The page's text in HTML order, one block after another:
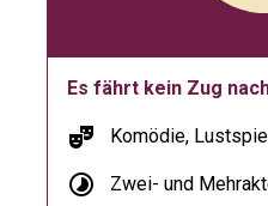
Es fährt kein Zug
theater_comedy Komödie,
timelapse Zwei- und